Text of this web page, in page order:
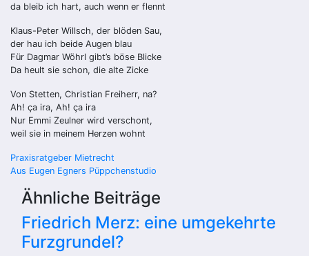
da bleib ich hart, auch wenn er flennt
Klaus-Peter Willsch, der blöden Sau,
der hau ich beide Augen blau
Für Dagmar Wöhrl gibt’s böse Blicke
Da heult sie schon, die alte Zicke
Von Stetten, Christian Freiherr, na?
Ah! ça ira, Ah! ça ira
Nur Emmi Zeulner wird verschont,
weil sie in meinem Herzen wohnt
Beitragsnavigation
Praxisratgeber Mietrecht
Aus Eugen Egners Püppchenstudio
Ähnliche Beiträge
Friedrich Merz: eine umgekehrte
Furzgrundel?